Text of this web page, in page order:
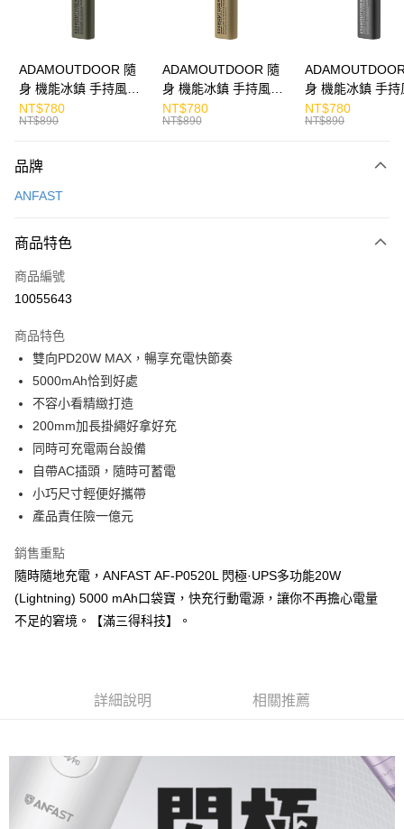
運送方式
免運費
付款後7-11取貨
宅配
每筆NT$130，滿NT$399(含以上)免運費
ADAMOUTDOOR 隨
身 機能冰鎮 手持風扇
掛繩
NT$780
NT$890
ADAMOUTDOOR 隨
身 機能冰鎮 手持風扇
掛繩
NT$780
NT$890
身 機能冰鎮 手持
掛繩
NT$780
NT$890
品牌
ANFAST
商品特色
商品編號
10055643
商品特色
雙向PD20W MAX，暢享充電快節奏
5000mAh恰到好處
不容小看精緻打造
200mm加長掛繩好拿好充
同時可充電兩台設備
自帶AC插頭，隨時可蓄電
小巧尺寸輕便好攜帶
產品責任險一億元
銷售重點
隨時隨地充電，ANFAST AF-P0520L 閃極·UPS多功能20W
(Lightning) 5000 mAh口袋寶，快充行動電源，讓你不再擔心電量
不足的窘境。【滿三得科技】。
詳細說明 相關推薦